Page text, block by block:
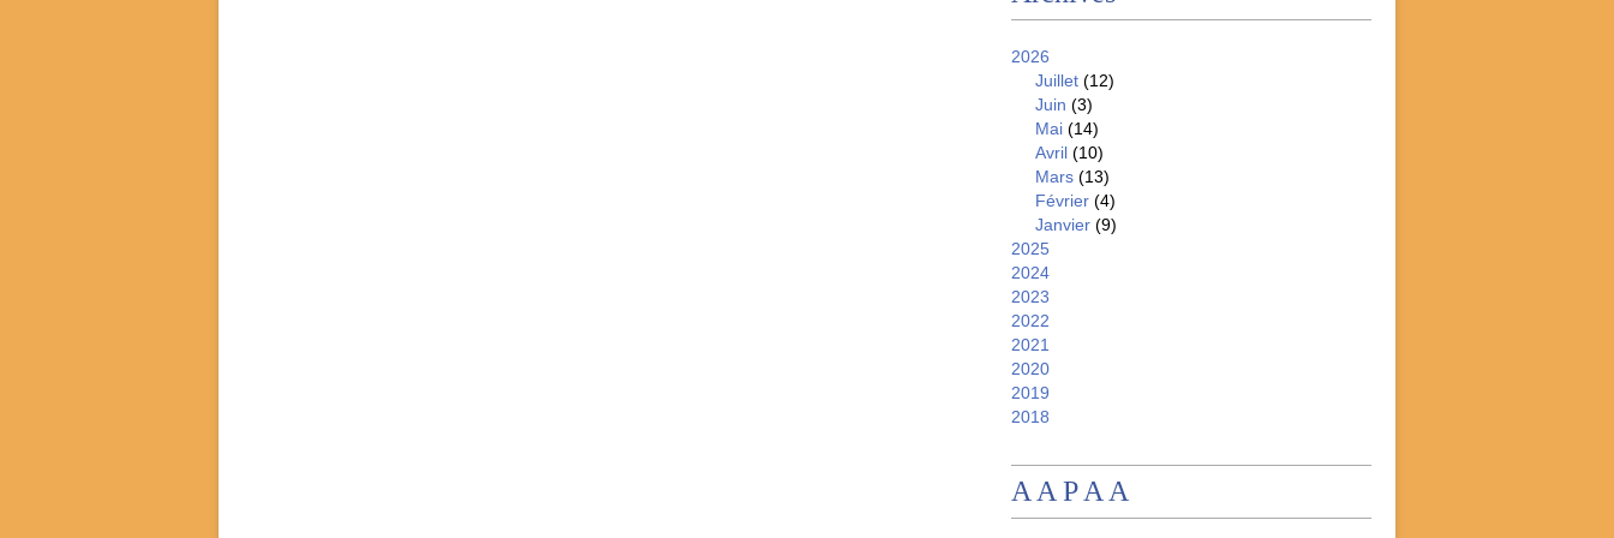
2026
Juillet (12)
Juin (3)
Mai (14)
Avril (10)
Mars (13)
Février (4)
Janvier (9)
2025
2024
2023
2022
2021
2020
2019
2018
A A P A A